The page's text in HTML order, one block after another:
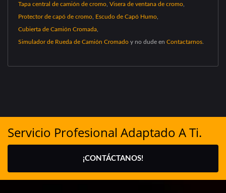
Tapa central de camión de cromo Visera de ventana de cromo
Protector de capó de cromo Escudo de Capó Humo
Cubierta de Camión Cromada
Simulador de Rueda de Camión Cromado y no dude en Contactarnos
Servicio Profesional Adaptado A Ti.
¡CONTÁCTANOS!